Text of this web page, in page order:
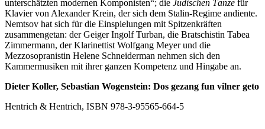
unterschätzten modernen Komponisten“; die Jüdischen Tänze für
Klavier von Alexander Krein, der sich dem Stalin-Regime andiente.
Nemtsov hat sich für die Einspielungen mit Spitzenkräften
zusammengetan: der Geiger Ingolf Turban, die Bratschistin Tabea
Zimmermann, der Klarinettist Wolfgang Meyer und die
Mezzosopranistin Helene Schneiderman nehmen sich den
Kammermusiken mit ihrer ganzen Kompetenz und Hingabe an.
Dieter Koller, Sebastian Wogenstein: Dos gezang fun vilner geto
Hentrich & Hentrich, ISBN 978-3-95565-664-5